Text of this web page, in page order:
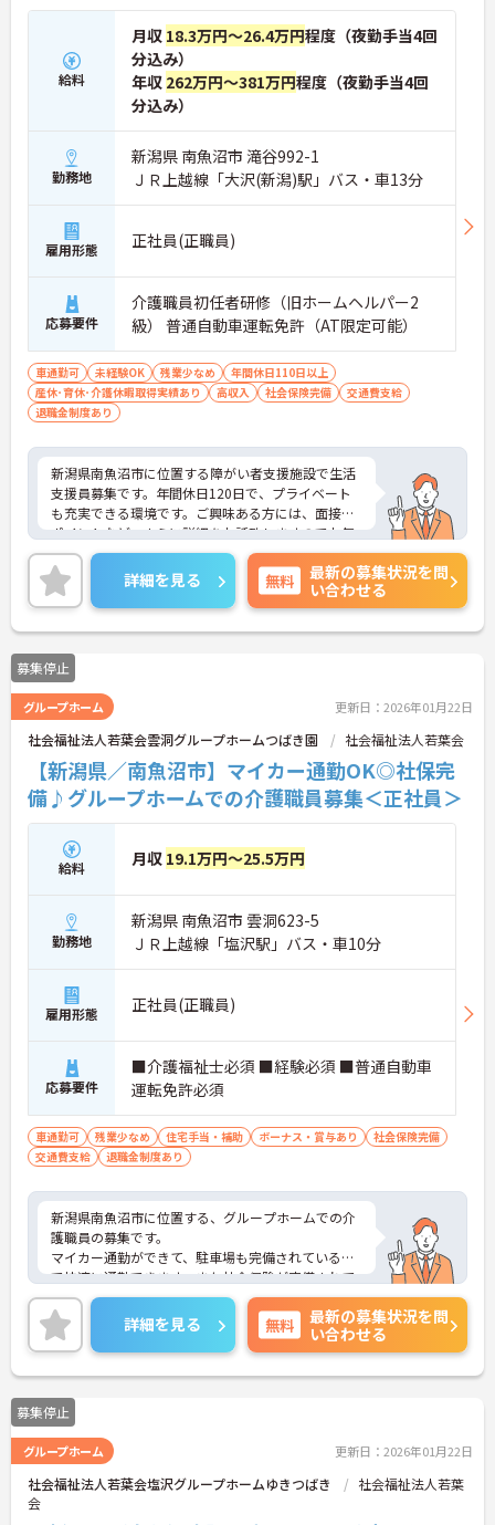
給料
月収 18.3万円～26.4万円程度（夜勤手当4回
分込み）
年収 262万円～381万円程度（夜勤手当4回
分込み）
勤務地
新潟県 南魚沼市 滝谷992-1
ＪＲ上越線「大沢(新潟)駅」バス・車13分
雇用形態 正社員(正職員)
応募要件
介護職員初任者研修（旧ホームヘルパー2
級） 普通自動車運転免許（AT限定可能）
車通勤可 未経験OK 残業少なめ
年間休日110日以上
産休･育休･介護休暇取得実績あり
高収入 社会保険完備
交通費支給
退職金制度あり
新潟県南魚沼市に位置する障がい者支援施設で生活
支援員募集です。年間休日120日で、プライベート
も充実できる環境です。ご興味ある方には、面接の
ポイントなど、さらに詳細をお話致しますのでお気
軽にご相談ください。
詳細を見る 無料
最新の募集状況を問
い合わせる
募集停止
グループホーム 更新日：2026年01月22日
社会福祉法人若葉会雲洞グループホームつばき園 社会福祉法人若葉会
【新潟県／南魚沼市】マイカー通勤OK◎社保完
備♪グループホームでの介護職員募集＜正社員＞
給料 月収 19.1万円～25.5万円
勤務地
新潟県 南魚沼市 雲洞623-5
ＪＲ上越線「塩沢駅」バス・車10分
雇用形態 正社員(正職員)
応募要件
■介護福祉士必須 ■経験必須 ■普通自動車
運転免許必須
車通勤可 残業少なめ 住宅手当・補助 ボーナス・賞与あり
社会保険完備
交通費支給
退職金制度あり
新潟県南魚沼市に位置する、グループホームでの介
護職員の募集です。
マイカー通勤ができて、駐車場も完備されているの
で快適に通勤できます。また社会保険が完備されて
いて、退職金もあるので、安心して長く働ける環境
です。ご興味のある方は、面接ポイントをお伝えし
ますのでお気軽にご連絡ください。
詳細を見る 無料
最新の募集状況を問
い合わせる
募集停止
グループホーム 更新日：2026年01月22日
社会福祉法人若葉会塩沢グループホームゆきつばき
社会福祉法人若葉
会